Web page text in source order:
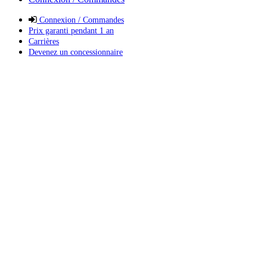
Connexion / Commandes
Prix garanti pendant 1 an
Carrières
Devenez un concessionnaire